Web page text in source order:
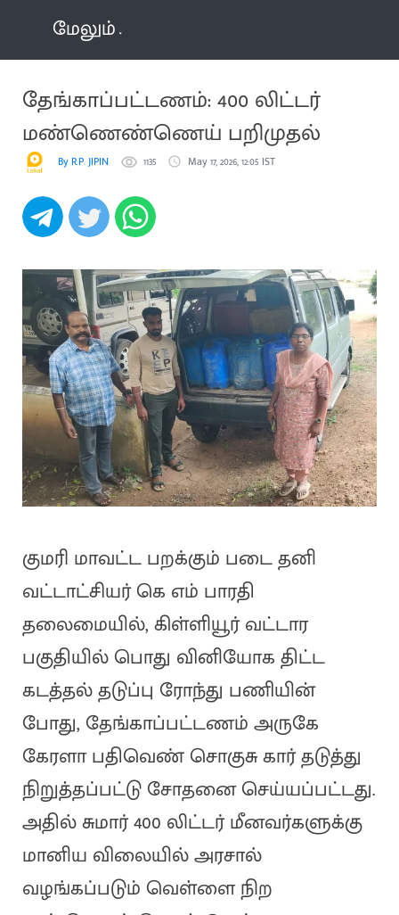
மேலும்
தேங்காப்பட்டணம்: 400 லிட்டர்
மண்ணெண்ணெய் பறிமுதல்
By R.P. JIPIN 1135 May 17, 2026, 12:05 IST
குமரி மாவட்ட பறக்கும் படை தனி
வட்டாட்சியர் கெ எம் பாரதி
தலைமையில், கிள்ளியூர் வட்டார
பகுதியில் பொது வினியோக திட்ட
கடத்தல் தடுப்பு ரோந்து பணியின்
போது, தேங்காப்பட்டணம் அருகே
கேரளா பதிவெண் சொகுசு கார் தடுத்து
நிறுத்தப்பட்டு சோதனை செய்யப்பட்டது.
அதில் சுமார் 400 லிட்டர் மீனவர்களுக்கு
மானிய விலையில் அரசால்
வழங்கப்படும் வெள்ளை நிற